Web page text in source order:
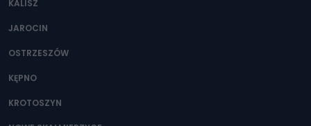
Można to zrobić pod numerem telefonu 62 735-51-05 lub
KALISZ
JAROCIN
OSTRZESZÓW
KĘPNO
KROTOSZYN